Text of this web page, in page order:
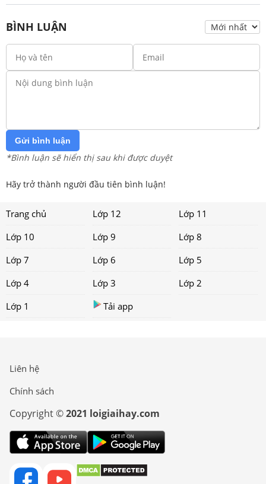
BÌNH LUẬN
Gửi bình luận
*Bình luận sẽ hiển thị sau khi được duyệt
Hãy trở thành người đầu tiên bình luận!
Trang chủ Lớp 12
Lớp 11
Lớp 10
Lớp 9
Lớp 8
Lớp 7
Lớp 6
Lớp 5
Lớp 4
Lớp 3
Lớp 2
Lớp 1
Tải app
Liên hệ
Chính sách
Copyright ©2021 loigiaihay.com